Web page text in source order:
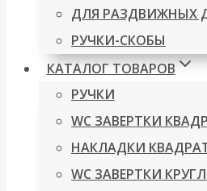
ДЛЯ РАЗДВИЖНЫХ
РУЧКИ-СКОБЫ
КАТАЛОГ ТОВАРОВ
РУЧКИ
WC ЗАВЕРТКИ
НАКЛАДКИ
WC ЗАВЕРТКИ